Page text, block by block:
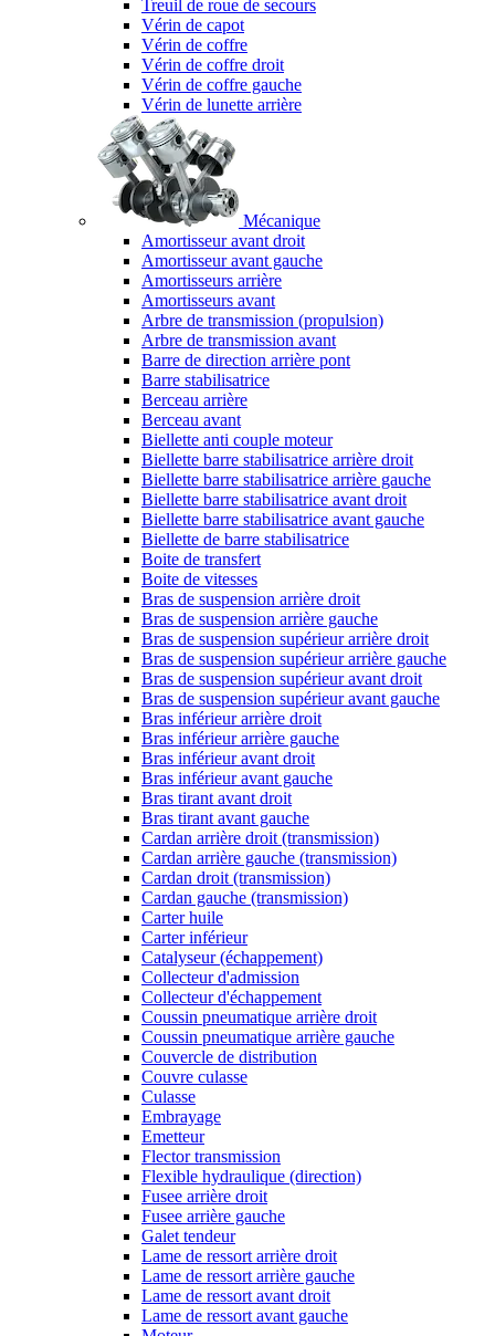
Treuil de roue de secours
Vérin de capot
Vérin de coffre
Vérin de coffre droit
Vérin de coffre gauche
Vérin de lunette arrière
Mécanique
Amortisseur avant droit
Amortisseur avant gauche
Amortisseurs arrière
Amortisseurs avant
Arbre de transmission (propulsion)
Arbre de transmission avant
Barre de direction arrière pont
Barre stabilisatrice
Berceau arrière
Berceau avant
Biellette anti couple moteur
Biellette barre stabilisatrice arrière droit
Biellette barre stabilisatrice arrière gauche
Biellette barre stabilisatrice avant droit
Biellette barre stabilisatrice avant gauche
Biellette de barre stabilisatrice
Boite de transfert
Boite de vitesses
Bras de suspension arrière droit
Bras de suspension arrière gauche
Bras de suspension supérieur arrière droit
Bras de suspension supérieur arrière gauche
Bras de suspension supérieur avant droit
Bras de suspension supérieur avant gauche
Bras inférieur arrière droit
Bras inférieur arrière gauche
Bras inférieur avant droit
Bras inférieur avant gauche
Bras tirant avant droit
Bras tirant avant gauche
Cardan arrière droit (transmission)
Cardan arrière gauche (transmission)
Cardan droit (transmission)
Cardan gauche (transmission)
Carter huile
Carter inférieur
Catalyseur (échappement)
Collecteur d'admission
Collecteur d'échappement
Coussin pneumatique arrière droit
Coussin pneumatique arrière gauche
Couvercle de distribution
Couvre culasse
Culasse
Embrayage
Emetteur
Flector transmission
Flexible hydraulique (direction)
Fusee arrière droit
Fusee arrière gauche
Galet tendeur
Lame de ressort arrière droit
Lame de ressort arrière gauche
Lame de ressort avant droit
Lame de ressort avant gauche